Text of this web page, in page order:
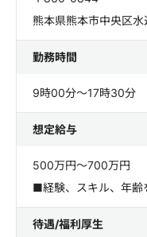
熊本県熊本市中央区
勤務時間
9時00分～17時30分
想定給与
500万円～700万円
■経験、スキル、年齢
待遇/福利厚生